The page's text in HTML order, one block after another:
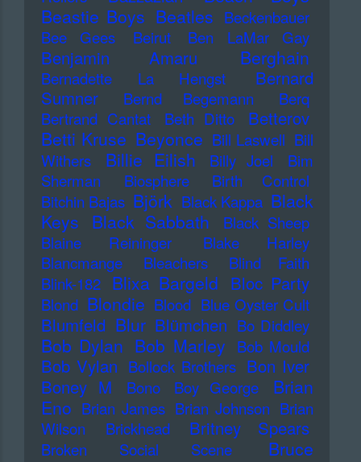
Beastie Boys Beatles Beckenbauer
Bee Gees
Beirut Ben LaMar Gay
Benjamin Amaru Berghain
Bernadette La Hengst
Bernard
Sumner
Bernd Begemann
Berq
Bertrand Cantat
Beth Ditto Betterov
Betti Kruse Beyonce Bill Laswell Bill
Withers
Billie Eilish Billy Joel
Bim
Sherman
Biosphere
Birth Control
Bitchin Bajas Björk Black Kappa Black
Keys Black Sabbath
Black Sheep
Blaine Reininger
Blake Harley
Blancmange
Bleachers
Blind Faith
Blink-182 Blixa Bargeld Bloc Party
Blond Blondie Blood Blue Oyster Cult
Blumfeld Blur Blümchen Bo Diddley
Bob Dylan Bob Marley Bob Mould
Bob Vylan Bollock Brothers Bon Iver
Boney M
Bono Boy George
Brian
Eno Brian James Brian Johnson Brian
Wilson
Brickhead Britney Spears
Broken Social Scene
Bruce